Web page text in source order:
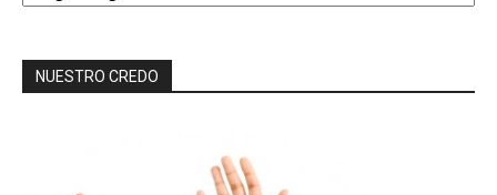
NUESTRO CREDO